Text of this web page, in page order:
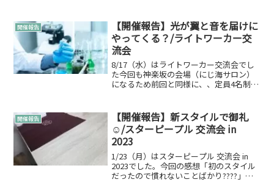
した♪テーブルと机でマックスが本当に4
名なんですよね??...
開催報告
【開催報告】光が翼と音を届けに
やってくる？/ライトワーカー交
流会
8/17（水）はライトワーカー交流会でし
た今回も神楽坂の会場（にじ海サロン）
になるため前回と同様に、、定員4名制の
した♪テーブルと机でマックスが本当に4
名なんですよね??...
開催報告
【開催報告】新スタイルで御礼
☺/スターピープル 交流会 in
2023
1/23（月）はスターピープル 交流会 in
2023でした。今回の感想「初のスタイル
だったので慣れないことばかり????」今